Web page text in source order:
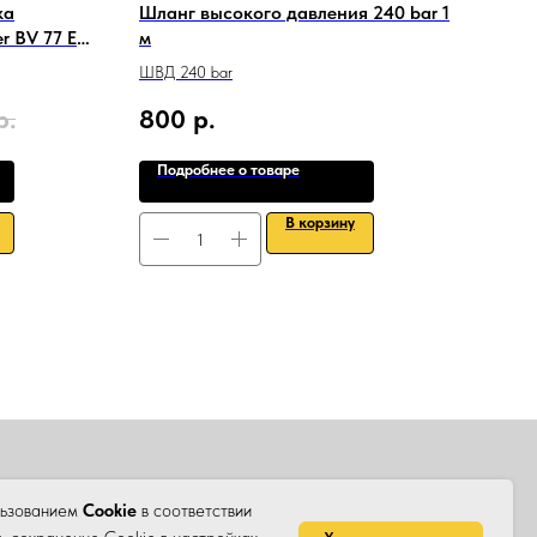
BV 77 E
Шланг высокого давления 240 bar 1
м
ШВД 240 bar
800 р.
Подробнее о товаре
В корзину
запрещено.
Cookie в соответствии